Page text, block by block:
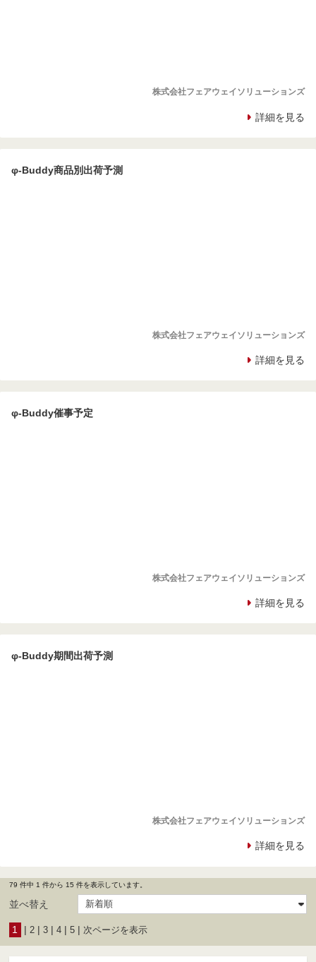
株式会社フェアウェイソリューションズ
詳細を見る
φ-Buddy商品別出荷予測
株式会社フェアウェイソリューションズ
詳細を見る
φ-Buddy催事予定
株式会社フェアウェイソリューションズ
詳細を見る
φ-Buddy期間出荷予測
株式会社フェアウェイソリューションズ
詳細を見る
79 件中 1 件から 15 件を表示しています。
並べ替え
1 | 2 | 3 | 4 | 5 | 次ページを表示